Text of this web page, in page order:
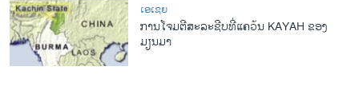
ລາຍການກະຈາຍສຽງ
ລາຍງານ
ຕິດຕາມພວກເຮົາ ທີ່
ເອເຊຍ
ການໂຈມຕີສະລະຊີບທີ່ແຄວ້ນ KAYAH ຂອງ
ມຽນມາ